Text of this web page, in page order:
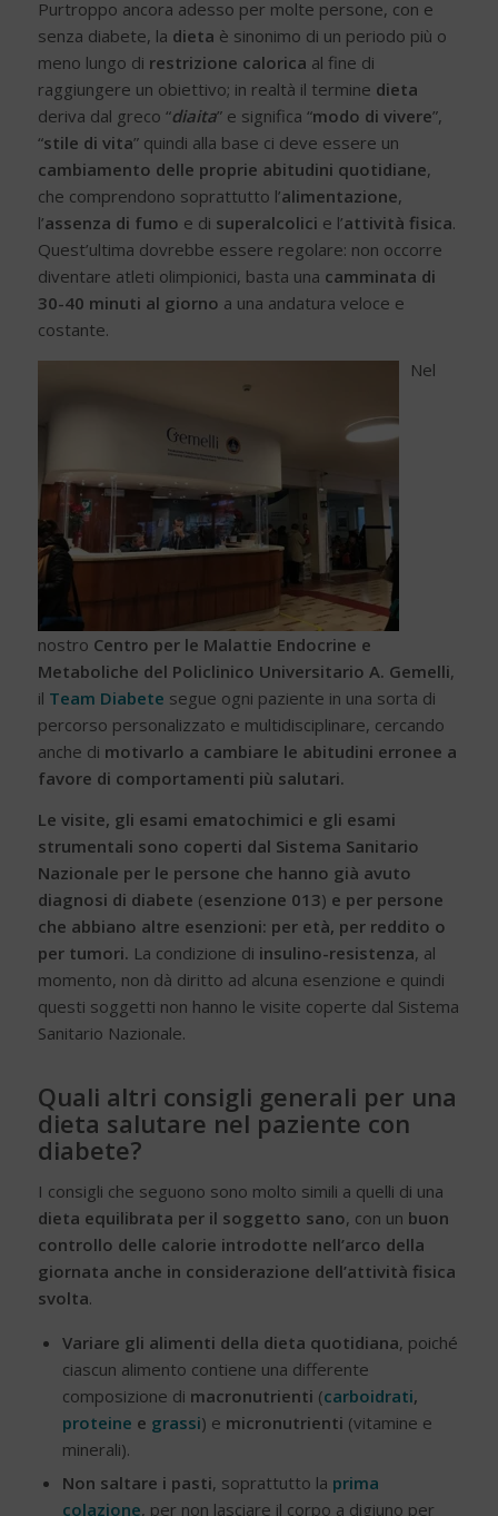
Purtroppo ancora adesso per molte persone, con e
senza diabete, la dieta è sinonimo di un periodo più o
meno lungo di restrizione calorica al fine di
raggiungere un obiettivo; in realtà il termine dieta
deriva dal greco “diaita” e significa “modo di vivere”,
“stile di vita” quindi alla base ci deve essere un
cambiamento delle proprie abitudini quotidiane,
che comprendono soprattutto l’alimentazione,
l’assenza di fumo e di superalcolici e l’attività fisica.
Quest’ultima dovrebbe essere regolare: non occorre
diventare atleti olimpionici, basta una camminata di
30-40 minuti al giorno a una andatura veloce e
costante.
Nel
nostro Centro per le Malattie Endocrine e
Metaboliche del Policlinico Universitario A. Gemelli,
il Team Diabete segue ogni paziente in una sorta di
percorso personalizzato e multidisciplinare, cercando
anche di motivarlo a cambiare le abitudini erronee a
favore di comportamenti più salutari.
Le visite, gli esami ematochimici e gli esami
strumentali sono coperti dal Sistema Sanitario
Nazionale per le persone che hanno già avuto
diagnosi di diabete (esenzione 013) e per persone
che abbiano altre esenzioni: per età, per reddito o
per tumori. La condizione di insulino-resistenza, al
momento, non dà diritto ad alcuna esenzione e quindi
questi soggetti non hanno le visite coperte dal Sistema
Sanitario Nazionale.
Quali altri consigli generali per una
dieta salutare nel paziente con
diabete?
I consigli che seguono sono molto simili a quelli di una
dieta equilibrata per il soggetto sano, con un buon
controllo delle calorie introdotte nell’arco della
giornata anche in considerazione dell’attività fisica
svolta.
Variare gli alimenti della dieta quotidiana, poiché
ciascun alimento contiene una differente
composizione di macronutrienti (carboidrati,
proteine e grassi) e micronutrienti (vitamine e
minerali).
Non saltare i pasti, soprattutto la prima
colazione, per non lasciare il corpo a digiuno per